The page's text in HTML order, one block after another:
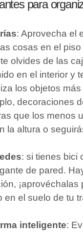
para
: Aprovecha el
cosas en el
olvides de las
en el interior y
los objetos
decoraciones
que los menos
la altura o
: si tienes bici
de pared.
en el suelo de tu
inteligente: